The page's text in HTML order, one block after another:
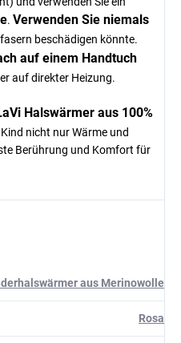
. Verwenden Sie niemals
beschädigen könnte.
auf einem Handtuch
auf direkter Heizung.
Halswärmer aus 100%
nicht nur Wärme und
Berührung und Komfort für
aus Merinowolle
Rosa